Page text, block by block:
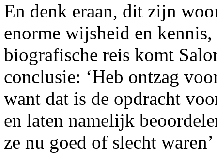
En denk eraan, dit zijn
enorme wijsheid en
biografische reis komt
conclusie: ‘Heb ontzag
want dat is de opdracht
en laten namelijk
ze nu goed of slecht